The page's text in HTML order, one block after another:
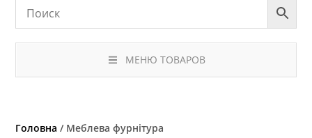
МЕНЮ ТОВАРОВ
Головна / Меблева фурнітура